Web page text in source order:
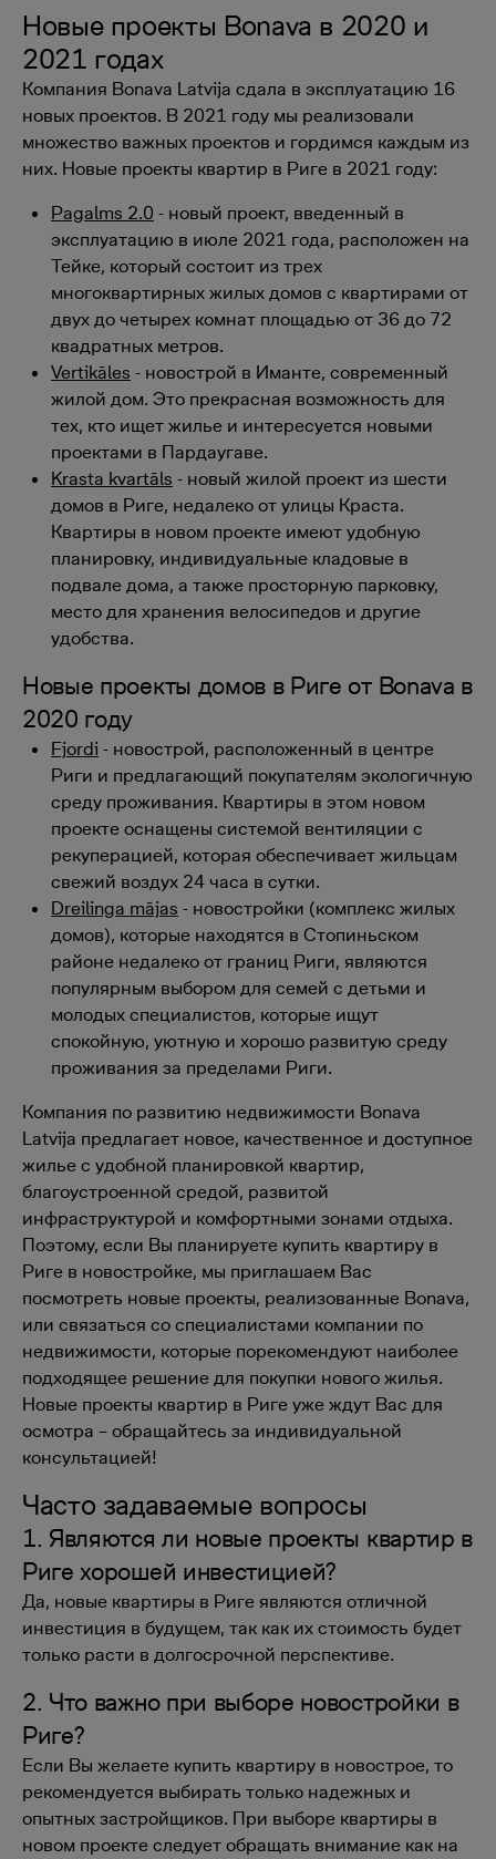
Новые проекты Bonava в 2020 и
2021 годах
Компания Bonava Latvija сдала в эксплуатацию 16
новых проектов. В 2021 году мы реализовали
множество важных проектов и гордимся каждым из
них. Новые проекты квартир в Риге в 2021 году:
Pagalms 2.0 - новый проект, введенный в
эксплуатацию в июле 2021 года, расположен на
Тейке, который состоит из трех
многоквартирных жилых домов с квартирами от
двух до четырех комнат площадью от 36 до 72
квадратных метров.
Vertikāles - новострой в Иманте, современный
жилой дом. Это прекрасная возможность для
тех, кто ищет жилье и интересуется новыми
проектами в Пардаугаве.
Krasta kvartāls - новый жилой проект из шести
домов в Риге, недалеко от улицы Краста.
Квартиры в новом проекте имеют удобную
планировку, индивидуальные кладовые в
подвале дома, а также просторную парковку,
место для хранения велосипедов и другие
удобства.
Новые проекты домов в Риге от Bonava в
2020 году
Fjordi - новострой, расположенный в центре
Риги и предлагающий покупателям экологичную
среду проживания. Квартиры в этом новом
проекте оснащены системой вентиляции с
рекуперацией, которая обеспечивает жильцам
свежий воздух 24 часа в сутки.
Dreilinga mājas - новостройки (комплекс жилых
домов), которые находятся в Стопиньском
районе недалеко от границ Риги, являются
популярным выбором для семей с детьми и
молодых специалистов, которые ищут
спокойную, уютную и хорошо развитую среду
проживания за пределами Риги.
Компания по развитию недвижимости Bonava
Latvija предлагает новое, качественное и доступное
жилье с удобной планировкой квартир,
благоустроенной средой, развитой
инфраструктурой и комфортными зонами отдыха.
Поэтому, если Вы планируете купить квартиру в
Риге в новостройке, мы приглашаем Вас
посмотреть новые проекты, реализованные Bonava,
или связаться со специалистами компании по
недвижимости, которые порекомендуют наиболее
подходящее решение для покупки нового жилья.
Новые проекты квартир в Риге уже ждут Вас для
осмотра – обращайтесь за индивидуальной
консультацией!
Часто задаваемые вопросы
1. Являются ли новые проекты квартир в
Риге хорошей инвестицией?
Да, новые квартиры в Риге являются отличной
инвестиция в будущем, так как их стоимость будет
только расти в долгосрочной перспективе.
2. Что важно при выборе новостройки в
Риге?
Если Вы желаете купить квартиру в новострое, то
рекомендуется выбирать только надежных и
опытных застройщиков. При выборе квартиры в
новом проекте следует обращать внимание как на